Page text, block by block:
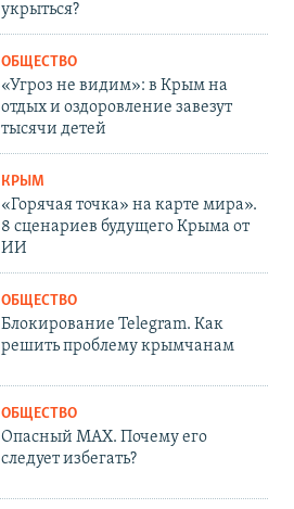
укрыться?
ОБЩЕСТВО
«Угроз не видим»: в Крым на
отдых и оздоровление завезут
тысячи детей
КРЫМ
«Горячая точка» на карте мира».
8 сценариев будущего Крыма от
ИИ
ОБЩЕСТВО
Блокирование Telegram. Как
решить проблему крымчанам
ОБЩЕСТВО
Опасный MAX. Почему его
следует избегать?